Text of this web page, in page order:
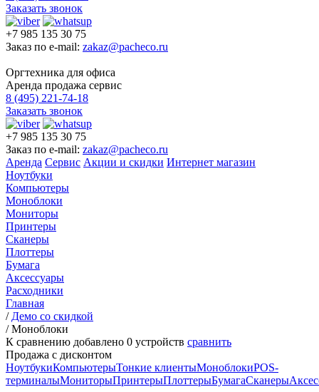
Заказать звонок
+7 985 135 30 75
Заказ по e-mail: zakaz@pacheco.ru
Оргтехника для офиса
Аренда продажа сервис
8 (495) 221-74-18
Заказать звонок
+7 985 135 30 75
Заказ по e-mail: zakaz@pacheco.ru
Аренда Сервис Акции и скидки Интернет магазин
Ноутбуки
Компьютеры
Моноблоки
Мониторы
Принтеры
Сканеры
Плоттеры
Бумага
Аксессуары
Расходники
Главная
/ Демо со скидкой
/Моноблоки
К сравнению добавлено 0 устройств сравнить
Продажа с дисконтом
НоутбукиКомпьютерыТонкие клиентыМоноблокиPOS-
терминалыМониторыПринтерыПлоттерыБумагаСканеры